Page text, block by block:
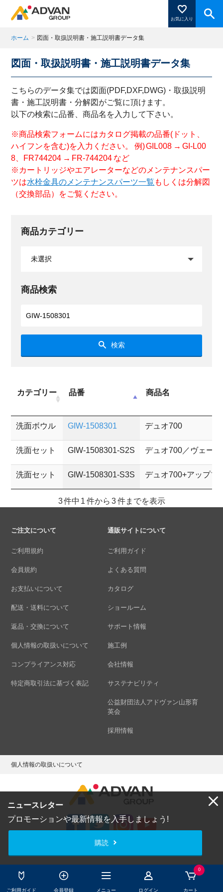
お気に入り
ご利用ガイド 会員登録 メニュー ログイン
0
カート
商品ページにある「お気に入り登録」を押すと登録した
商品がここに表示されます。
ニュースレター
プロモーションや最新情報を入手しましょう!
購読
ホーム > 図面・取扱説明書・施工説明書データ集
図面・取扱説明書・施工説明書データ集
こちらのデータ集では図面(PDF,DXF,DWG)・取扱説明
書・施工説明書・分解図がご覧に頂けます。
以下の検索に品番、商品名を入力して下さい。
※商品検索フォームにはカタログ掲載の品番(ドット、
ハイフンを含む)を入力ください。 例) GIL008 → GI-L00
8、FR744204 → FR-744204 など
※カートリッジやエアレーターなどのメンテナンスパー
ツは水栓金具のメンテナンスパーツ一覧 もしくは分解図
（交換部品）をご覧ください。
商品カテゴリー
商品検索
検索
カテゴリー 品番 商品名
洗面ボウル GIW-1508301 デュオ700
洗面セット GIW-1508301-S2S デュオ700／ヴェー
洗面セット GIW-1508301-S3S デュオ700+アップ
3 件中 1 件から 3 件までを表示
ご注文について
ご利用規約
会員規約
お支払いについて
配送・送料について
返品・交換について
個人情報の取扱いについて
コンプライアンス対応
特定商取引法に基づく表記
通販サイトについて
ご利用ガイド
よくある質問
カタログ
ショールーム
サポート情報
施工例
会社情報
サステナビリティ
公益財団法人アドヴァン山形育
英会
採用情報
個人情報の取扱いについて